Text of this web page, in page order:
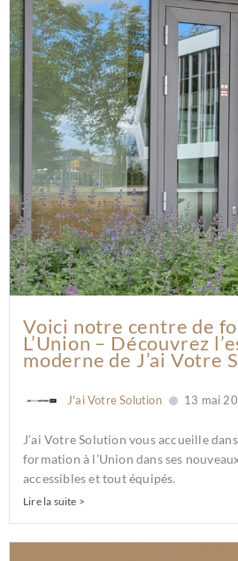
Voici notre centre de
L’Union – Découvrez
moderne de J’ai Votre
J'ai Votre Solution 13 mai
J’ai Votre Solution vous accueille
formation à l’Union dans ses
accessibles et tout équipés.
Lire la suite >